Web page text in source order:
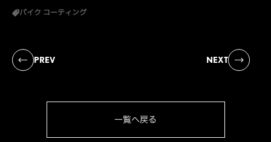
バイク コーティング
PREV NEXT
一覧へ戻る